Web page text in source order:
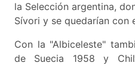
la Selección argentina,
Sívori y se quedarían con
Con la "Albiceleste"
de Suecia 1958 y